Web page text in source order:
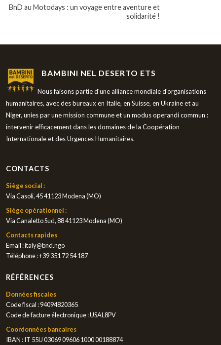
BnD au Motodays : un voyage entre aventure et
solidarité !
BAMBINI NEL DESERTO ETS
Nous faisons partie d'une alliance mondiale d'organisations
humanitaires, avec des bureaux en Italie, en Suisse, en Ukraine et au
Niger, unies par une mission commune et un modus operandi commun :
intervenir efficacement dans les domaines de la Coopération
Internationale et des Urgences Humanitaires.
CONTACTS
Siège social :
Via Casoli, 45 41123 Modena (MO)
Siège opérationnel :
Via Canaletto Sud, 88 41123 Modena (MO)
Contacts rapides
Email :italy@bnd.ngo
Téléphone :+39 351 72 54 187
RÉFÉRENCES
Données fiscales
Code fiscal : 94094820365
Code de facture électronique : USAL8PV
Coordonnées bancaires
IBAN : IT 55U 03069 09606 1000 00188874